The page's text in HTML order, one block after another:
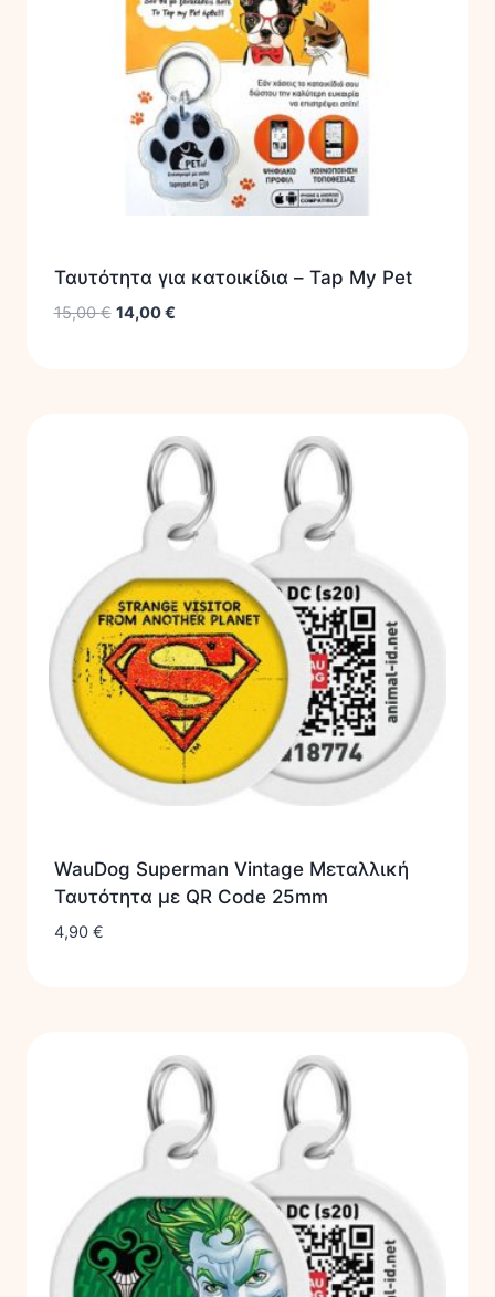
Ταυτότητα για κατοικίδια – Tap My Pet
15,00€ 14,00€
WauDog Superman Vintage Μεταλλική
Ταυτότητα με QR Code 25mm
4,90 €